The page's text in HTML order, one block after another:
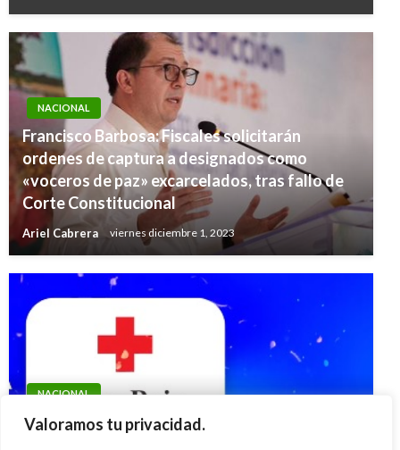
Valoramos tu privacidad.
NACIONAL
Francisco Barbosa: Fiscales solicitarán
ordenes de captura a designados como
«voceros de paz» excarcelados, tras fallo de
Corte Constitucional
Ariel Cabrera viernes diciembre 1, 2023
NACIONAL
Resultado de las loterías y chances de este